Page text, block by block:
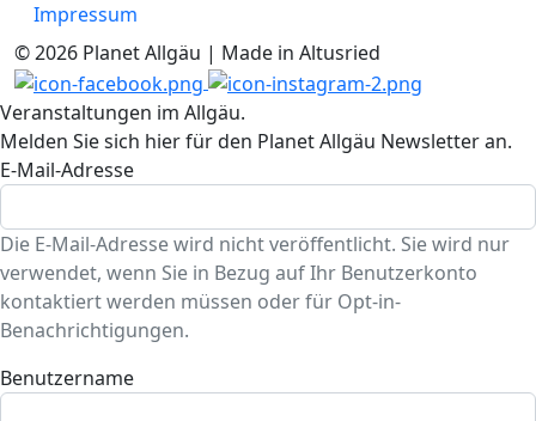
Impressum
© 2026 Planet Allgäu | Made in Altusried
Veranstaltungen im Allgäu.
Melden Sie sich hier für den Planet Allgäu Newsletter an.
E-Mail-Adresse
Die E-Mail-Adresse wird nicht veröffentlicht. Sie wird nur
verwendet, wenn Sie in Bezug auf Ihr Benutzerkonto
kontaktiert werden müssen oder für Opt-in-
Benachrichtigungen.
Benutzername